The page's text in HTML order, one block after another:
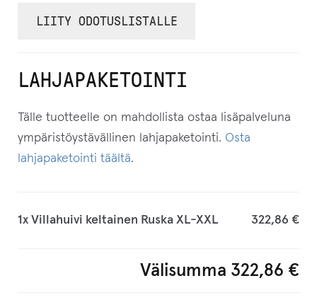
s
h
k
ö
s
LIITY ODOTUSLISTALLE
LAHJAPAKETOINTI
Tälle tuotteelle on mahdollista ostaa lisäpalveluna
ympäristöystävällinen lahjapaketointi. Osta
lahjapaketointi täältä.
1xVillahuivi keltainen Ruska XL-XXL 322,86 €
Välisumma 322,86 €